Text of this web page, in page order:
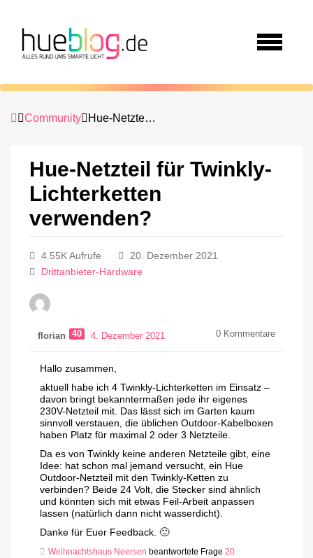
Community Hue-Netzteil für Twinkly-Lichterketten verwenden?
Hue-Netzteil für Twinkly-
Lichterketten
verwenden?
4.55K Aufrufe
20. Dezember 2021
Drittanbieter-Hardware
florian 40 4. Dezember 2021 0 Kommentare
Hallo zusammen,
aktuell habe ich 4 Twinkly-Lichterketten im Einsatz –
davon bringt bekanntermaßen jede ihr eigenes
230V-Netzteil mit. Das lässt sich im Garten kaum
sinnvoll verstauen, die üblichen Outdoor-Kabelboxen
haben Platz für maximal 2 oder 3 Netzteile.
Da es von Twinkly keine anderen Netzteile gibt, eine
Idee: hat schon mal jemand versucht, ein Hue
Outdoor-Netzteil mit den Twinkly-Ketten zu
verbinden? Beide 24 Volt, die Stecker sind ähnlich
und könnten sich mit etwas Feil-Arbeit anpassen
lassen (natürlich dann nicht wasserdicht).
Danke für Euer Feedback. 🙂
Weihnachtshaus Neersen beantwortete Frage 20.